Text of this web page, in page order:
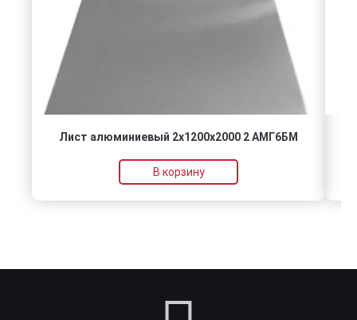
Лист алюминиевый 2х1200х2000 2 АМГ6БМ
В корзину